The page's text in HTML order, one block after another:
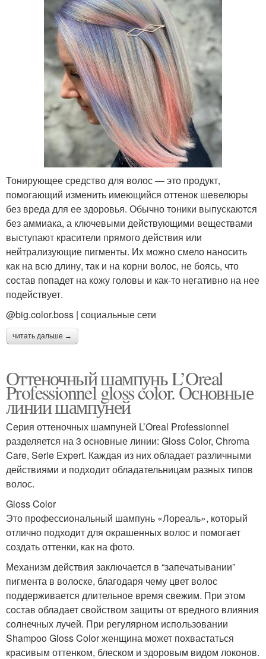
Тонирующее средство для волос — это продукт,
помогающий изменить имеющийся оттенок шевелюры
без вреда для ее здоровья. Обычно тоники выпускаются
без аммиака, а ключевыми действующими веществами
выступают красители прямого действия или
нейтрализующие пигменты. Их можно смело наносить
как на всю длину, так и на корни волос, не боясь, что
состав попадет на кожу головы и как-то негативно на нее
подействует.
@big.color.boss | социальные сети
читать дальше →
Оттеночный шампунь L’Oreal
Professionnel gloss color. Основные
линии шампуней
Серия оттеночных шампуней L’Oreal Professionnel
разделяется на 3 основные линии: Gloss Color, Chromа
Care, Serie Expert. Каждая из них обладает различными
действиями и подходит обладательницам разных типов
волос.
Gloss Color
Это профессиональный шампунь «Лореаль», который
отлично подходит для окрашенных волос и помогает
создать оттенки, как на фото.
Механизм действия заключается в “запечатывании”
пигмента в волоске, благодаря чему цвет волос
поддерживается длительное время свежим. При этом
состав обладает свойством защиты от вредного влияния
солнечных лучей. При регулярном использовании
Shampoo Gloss Color женщина может похвастаться
красивым оттенком, блеском и здоровым видом локонов.